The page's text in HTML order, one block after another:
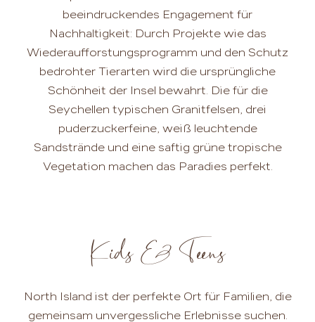
beeindruckendes Engagement für
Nachhaltigkeit: Durch Projekte wie das
Wiederaufforstungsprogramm und den Schutz
bedrohter Tierarten wird die ursprüngliche
Schönheit der Insel bewahrt. Die für die
Seychellen typischen Granitfelsen, drei
puderzuckerfeine, weiß leuchtende
Sandstrände und eine saftig grüne tropische
Vegetation machen das Paradies perfekt.
Kids & Teens
North Island ist der perfekte Ort für Familien, die
gemeinsam unvergessliche Erlebnisse suchen.